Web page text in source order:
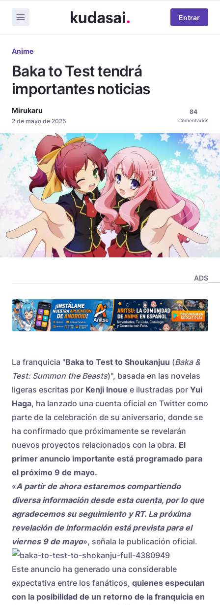
Entrar
Anime
Baka to Test tendrá
importantes noticias
Mirukaru
2 de mayo de 2025
84
Comentarios
ADS
La franquicia "Baka to Test to Shoukanjuu (Baka &
Test: Summon the Beasts)", basada en las novelas
ligeras escritas por Kenji Inoue e ilustradas por Yui
Haga, ha lanzado una cuenta oficial en Twitter como
parte de la celebración de su aniversario, donde se
ha confirmado que próximamente se revelarán
nuevos proyectos relacionados con la obra. El
primer anuncio importante está programado para
el próximo 9 de mayo.
«A partir de ahora estaremos compartiendo
diversa información desde esta cuenta, por lo que
agradecemos su seguimiento y RT. La próxima
revelación de información está prevista para el
viernes 9 de mayo», señala la publicación oficial.
Este anuncio ha generado una considerable
expectativa entre los fanáticos, quienes especulan
con la posibilidad de un retorno de la franquicia en